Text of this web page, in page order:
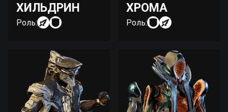
ХИЛЬДРИН
Роль:
ХРОМА
Роль: